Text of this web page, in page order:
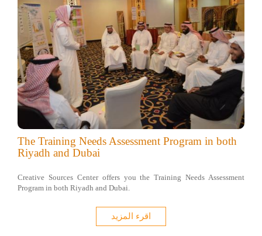
The Training Needs Assessment Program in both
Riyadh and Dubai
Creative Sources Center offers you the Training Needs Assessment
Program in both Riyadh and Dubai.
اقرء المزيد